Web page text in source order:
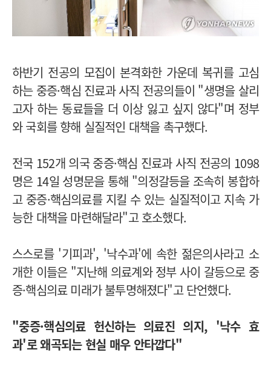
하반기 전공의 모집이 본격화한 가운데 복귀를 고심
하는 중증·핵심 진료과 사직 전공의들이 "생명을 살리
고자 하는 동료들을 더 이상 잃고 싶지 않다"며 정부
와 국회를 향해 실질적인 대책을 촉구했다.
전국 152개 의국 중증·핵심 진료과 사직 전공의 1098
명은 14일 성명문을 통해 "의정갈등을 조속히 봉합하
고 중증·핵심의료를 지킬 수 있는 실질적이고 지속 가
능한 대책을 마련해달라"고 호소했다.
스스로를 '기피과', '낙수과'에 속한 젊은의사라고 소
개한 이들은 "지난해 의료계와 정부 사이 갈등으로 중
증·핵심의료 미래가 불투명해졌다"고 단언했다.
"중증·핵심의료 헌신하는 의료진 의지, '낙수 효
과'로 왜곡되는 현실 매우 안타깝다"